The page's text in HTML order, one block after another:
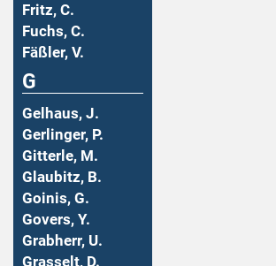
Fritz, C.
Fuchs, C.
Fäßler, V.
G
Gelhaus, J.
Gerlinger, P.
Gitterle, M.
Glaubitz, B.
Goinis, G.
Govers, Y.
Grabherr, U.
Grasselt, D.